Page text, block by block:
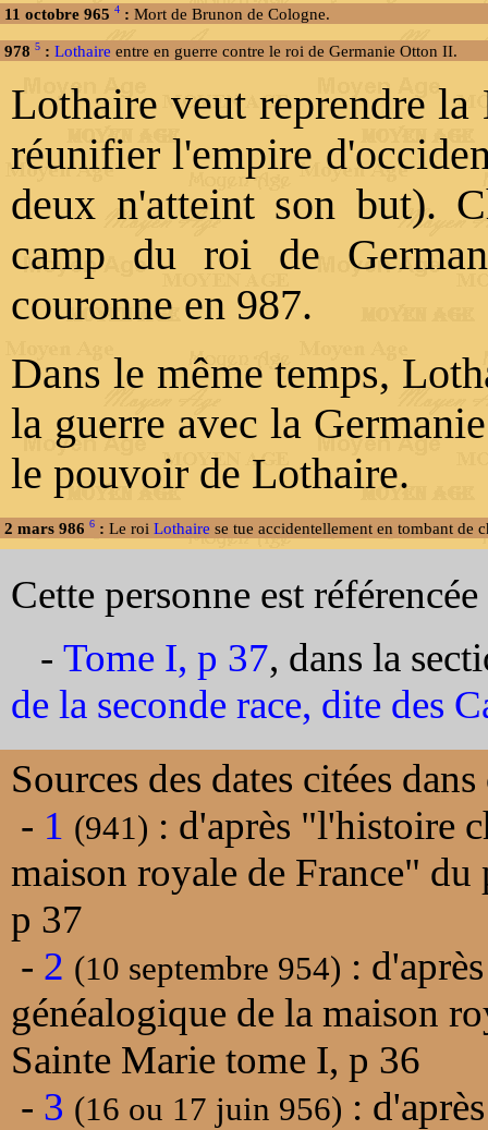
11 octobre 965 4 : Mort de Brunon de Cologne.
978 5 : Lothaire entre en guerre contre le roi de Germanie Otton II.
Lothaire veut reprendre
réunifier l'empire
deux n'atteint son but).
camp du roi de
couronne en 987.
Dans le même temps,
la guerre avec la
le pouvoir de Lothaire.
2 mars 986 6 : Le roi Lothaire se tue accidentellement en tombant de
Cette personne est
- Tome I, p 37, dans la
de la seconde race, dite des
Sources des dates citées
- 1 (941) : d'après "l'histoire
maison royale de France"
p 37
- 2 (10 septembre 954) :
généalogique de la maison
Sainte Marie tome I, p 36
- 3 (16 ou 17 juin 956) :